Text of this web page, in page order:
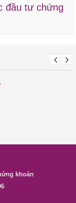
đầu tư chứng
khoán